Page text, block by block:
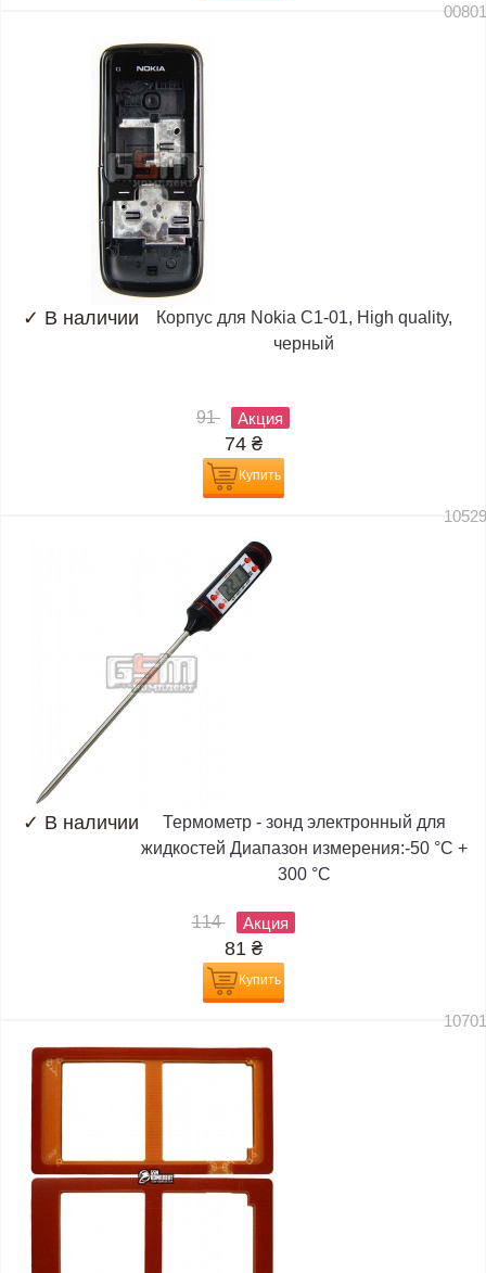
✓ В наличии
Корпус для Nokia C1-01, High quality,
черный
91 Акция
74 ₴
Купить
✓ В наличии
Термометр - зонд электронный для
жидкостей Диапазон измерения:-50 °C +
300 °C
114 Акция
81 ₴
Купить